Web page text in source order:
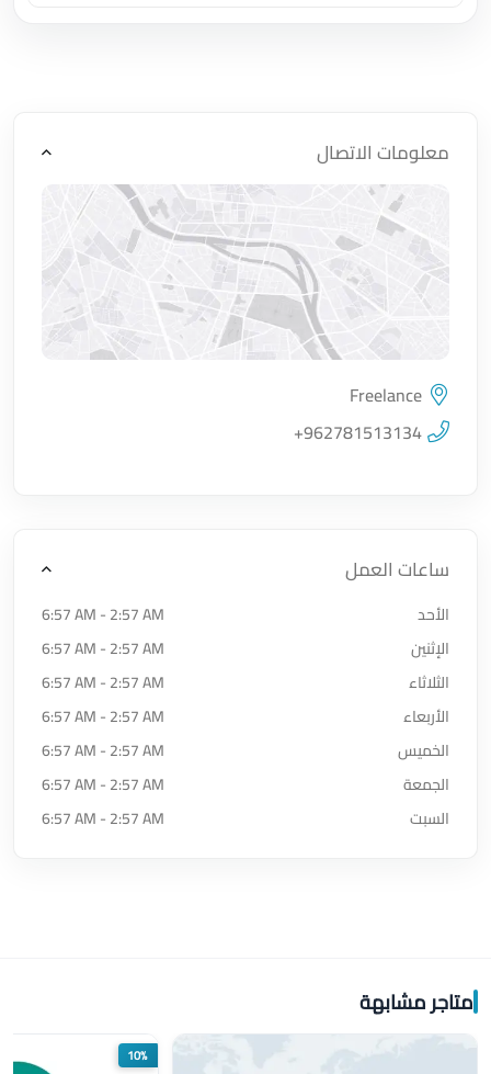
معلومات الاتصال
اضغط لتحميل الموقع
Freelance
+962781513134
ساعات العمل
الأحد
6:57 AM - 2:57 AM
الإثنين
6:57 AM - 2:57 AM
الثلاثاء
6:57 AM - 2:57 AM
الأربعاء
6:57 AM - 2:57 AM
الخميس
6:57 AM - 2:57 AM
الجمعة
6:57 AM - 2:57 AM
السبت
6:57 AM - 2:57 AM
متاجر مشابهة
10%